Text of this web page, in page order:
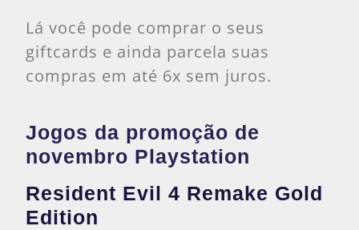
Lá você pode comprar o seus
giftcards e ainda parcela suas
compras em até 6x sem juros.
Jogos da promoção de
novembro Playstation
Resident Evil 4 Remake Gold
Edition